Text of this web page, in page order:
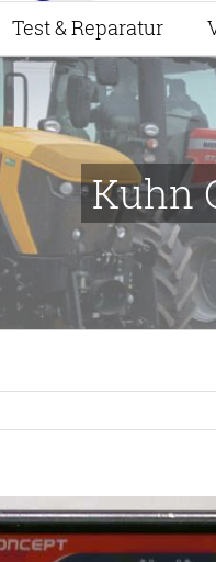
Test & Reparatur
Kuhn